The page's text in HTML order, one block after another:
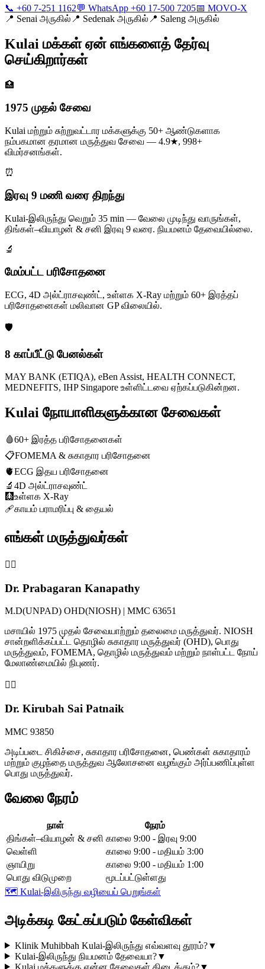
📞 +60 7-251 1162💬 WhatsApp +60 17-500 7205📅 MOVO-X
📍 Senai அருகில் 📍 Sedenak அருகில் 📍 Saleng அருகில்
Kulai மக்கள் ஏன் எங்களைத் தேர்வு
செய்கிறார்கள்
🏥
1975 முதல் சேவை
Kulai மற்றும் சுற்றுவட்டார மக்களுக்கு 50+ ஆண்டுகளாக
நம்பகமான தரமான மருத்துவ சேவை — 4.9★, 998+
விமர்சனங்கள்.
⏰
இரவு 9 மணி வரை திறந்து
Kulai-இலிருந்து வெறும் 35 min — வேலை முடிந்து வாருங்கள்,
திங்கள்–வியாழன் & சனி இரவு 9 வரை. நியமனம் தேவையில்லை.
🔬
மேம்பட்ட பரிசோதனை
ECG, 4D அல்ட்ராசவுண்ட், உள்ளக X-Ray மற்றும் 60+ இரத்தப்
பரிசோதனைகள் மலிவான GP விலையில்.
🛡️
8 காப்பீட்டு பேனல்கள்
MAY BANK (ETIQA), eBen Assist, HEALTH CONNECT,
MEDNEFITS, IHP Singapore உள்ளிட்டவை ஏற்கப்படுகின்றன.
Kulai நோயாளிகளுக்கான சேவைகள்
🩸60+ இரத்த பரிசோதனைகள்
📋FOMEMA & சுகாதார பரிசோதனை
🫀ECG இதய பரிசோதனை
🔬 4D அல்ட்ராசவுண்ட்
🩻உள்ளக X-Ray
🩹காயம் பராமரிப்பு & தையல்
எங்கள் மருத்துவர்கள்
👨‍⚕️
Dr. Prabagaran Kanapathy
M.D(UNPAD) OHD(NIOSH) | MMC 63651
மசாயில் 1975 முதல் சேவையாற்றும் தலைமை மருத்துவர். NIOSH
சான்றளிக்கப்பட்ட தொழில் சுகாதார மருத்துவர் (OHD), பொது
மருத்துவம், FOMEMA, தொழில் மருத்துவம் மற்றும் நாள்பட்ட நோய்
மேலாண்மையில் நிபுணர்.
👩‍⚕️
Dr. Kirubah Sai Patnaik
MMC 93850
அடிப்படை சிகிச்சை, சுகாதார பரிசோதனை, பெண்கள் சுகாதாரம்
மற்றும் குழந்தை மருத்துவ ஆலோசனை வழங்கும் அர்ப்பணிப்புள்ள
பொது மருத்துவர்.
வேலை நேரம்
நாள்
நேரம்
திங்கள்–வியாழன் & சனி காலை 9:00 - இரவு 9:00
வெள்ளி
காலை 9:00 - மதியம் 3:00
ஞாயிறு
காலை 9:00 - மதியம் 1:00
பொது விடுமுறை
மூடப்பட்டுள்ளது
🗺️ Kulai-இலிருந்து வழியைப் பெறுங்கள்
அடிக்கடி கேட்கப்படும் கேள்விகள்
Klinik Muhibbah Kulai-இலிருந்து எவ்வளவு தூரம்?▼
Kulai-இலிருந்து நியமனம் தேவையா?▼
Kulai மக்களுக்கு என்ன சேவைகள் கிடைக்கும்?▼